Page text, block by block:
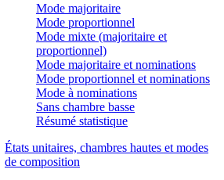
Mode majoritaire
Mode proportionnel
Mode mixte (majoritaire et
proportionnel)
Mode majoritaire et nominations
Mode proportionnel et nominations
Mode à nominations
Sans chambre basse
Résumé statistique
États unitaires, chambres hautes et modes
de composition